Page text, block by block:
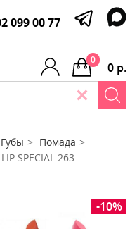
099 00 77
0 р.
0
Губы
Помада
SPECIAL 263
-10%